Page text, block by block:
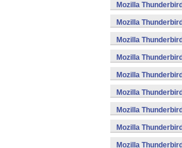
Mozilla
Mozilla
Mozilla
Mozilla
Mozilla
Mozilla
Mozilla
Mozilla
Mozilla